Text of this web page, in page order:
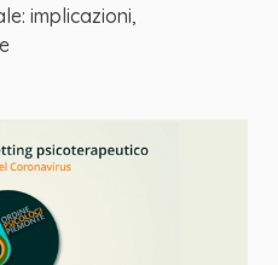
implicazioni,